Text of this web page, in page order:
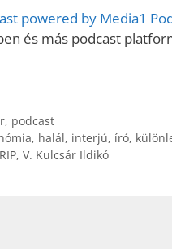
powered by Media1
és más podcast
, podcast
, halál, interjú, író,
RIP, V. Kulcsár Ildikó